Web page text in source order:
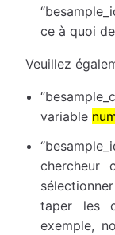
ce à quoi
Veuillez
variable
chercheur
sélectionner
taper les
exemple,